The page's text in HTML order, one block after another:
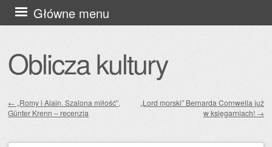
Oblicza kultury
Główne menu
Przejdź
do
Zobacz wpisy
← „Romy i Alain. Szalona miłość”,
Günter Krenn – recenzja
„Lord morski” Bernarda Cornwella już
w księgarniach! →